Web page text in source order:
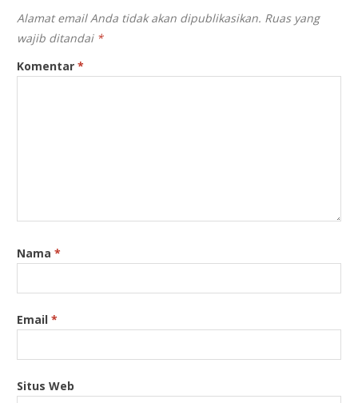
Alamat email Anda tidak akan dipublikasikan. Ruas yang
wajib ditandai *
Komentar*
Nama*
Email*
Situs Web